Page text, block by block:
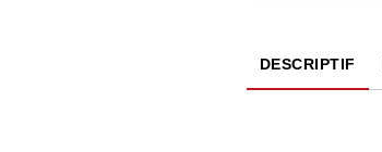
DESCRIPTIF